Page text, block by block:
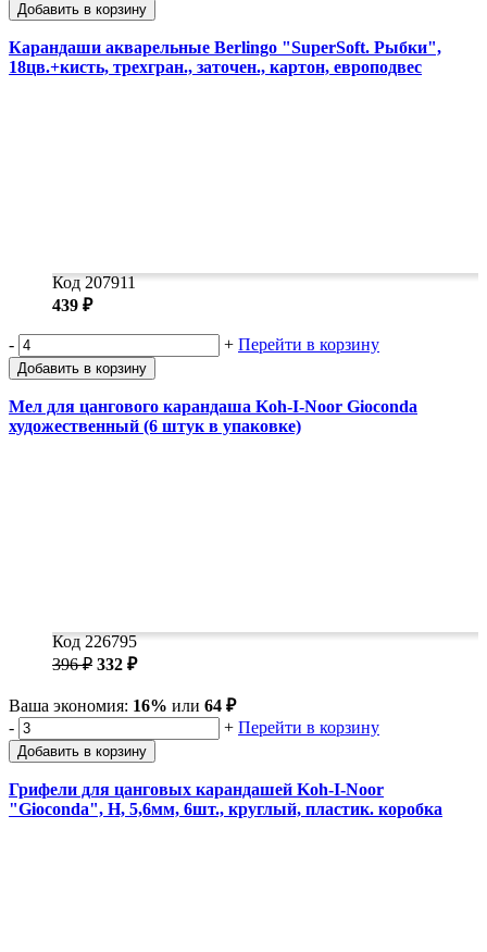
Добавить в корзину
Карандаши акварельные Berlingo "SuperSoft. Рыбки",
18цв.+кисть, трехгран., заточен., картон, европодвес
Код 207911
439 ₽
- + Перейти в корзину
Добавить в корзину
Мел для цангового карандаша Koh-I-Noor Gioconda
художественный (6 штук в упаковке)
Код 226795
396 ₽ 332 ₽
Ваша экономия: 16% или 64 ₽
-
+ Перейти в корзину
Добавить в корзину
Грифели для цанговых карандашей Koh-I-Noor
"Gioconda", H, 5,6мм, 6шт., круглый, пластик. коробка